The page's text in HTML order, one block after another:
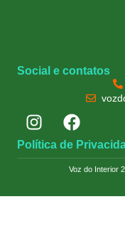
Social e contatos
Política de
Voz do Interior